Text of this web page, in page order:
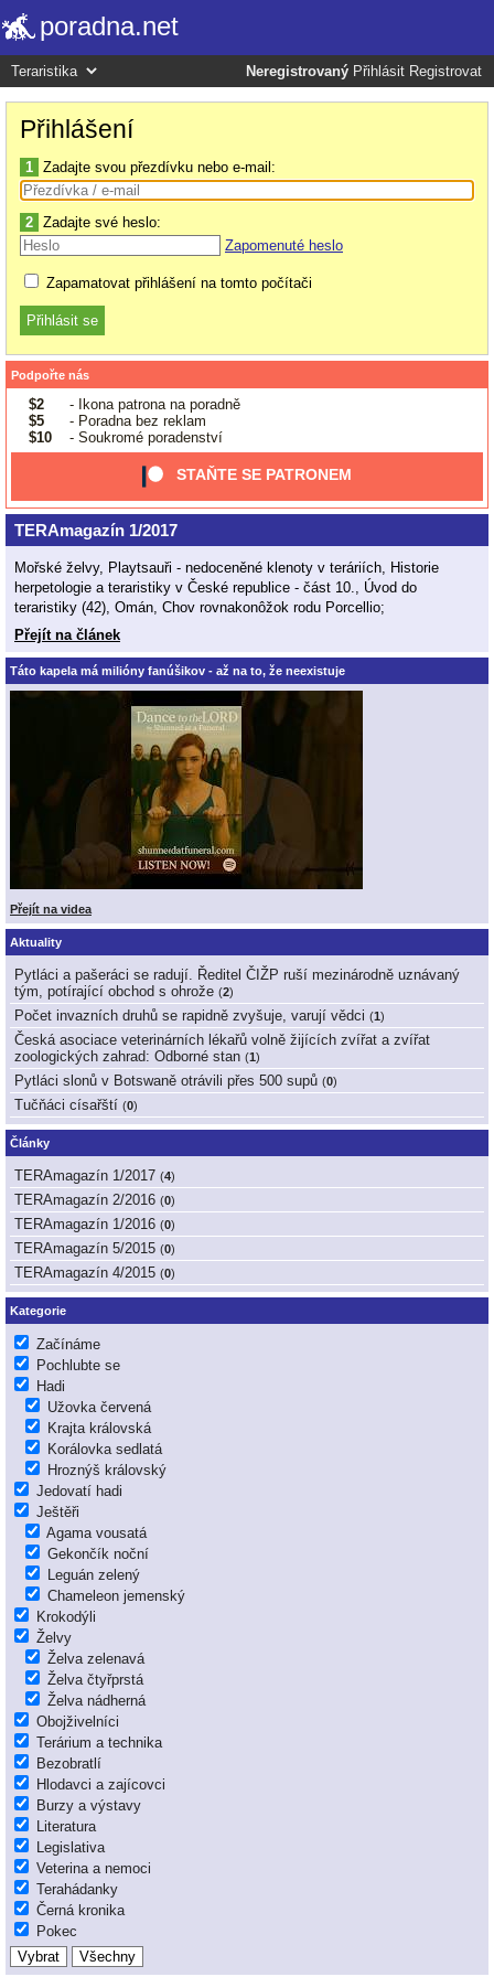
poradna.net
Neregistrovaný Přihlásit Registrovat
Přihlášení
1 Zadajte svou přezdívku nebo e-mail:
2 Zadajte své heslo:
Zapomenuté heslo
Zapamatovat přihlášení na tomto počítači
Podpořte nás
$2
- Ikona patrona na poradně
$5
- Poradna bez reklam
$10
- Soukromé poradenství
STAŇTE SE PATRONEM
TERAmagazín 1/2017
Mořské želvy, Playtsauři - nedoceněné klenoty v teráriích, Historie
herpetologie a teraristiky v České republice - část 10., Úvod do
teraristiky (42), Omán, Chov rovnakonôžok rodu Porcellio;
Přejít na článek
Táto kapela má milióny fanúšikov - až na to, že neexistuje
Přejít na videa
Aktuality
Pytláci a pašeráci se radují. Ředitel ČIŽP ruší mezinárodně uznávaný
tým, potírající obchod s ohrože (2)
Počet invazních druhů se rapidně zvyšuje, varují vědci (1)
Česká asociace veterinárních lékařů volně žijících zvířat a zvířat
zoologických zahrad: Odborné stan (1)
Pytláci slonů v Botswaně otrávili přes 500 supů (0)
Tučňáci císařští (0)
Články
TERAmagazín 1/2017 (4)
TERAmagazín 2/2016 (0)
TERAmagazín 1/2016 (0)
TERAmagazín 5/2015 (0)
TERAmagazín 4/2015 (0)
Kategorie
Začínáme
Pochlubte se
Hadi
Užovka červená
Krajta královská
Korálovka sedlatá
Hroznýš královský
Jedovatí hadi
Ještěři
Agama vousatá
Gekončík noční
Leguán zelený
Chameleon jemenský
Krokodýli
Želvy
Želva zelenavá
Želva čtyřprstá
Želva nádherná
Obojživelníci
Terárium a technika
Bezobratlí
Hlodavci a zajícovci
Burzy a výstavy
Literatura
Legislativa
Veterina a nemoci
Terahádanky
Černá kronika
Pokec